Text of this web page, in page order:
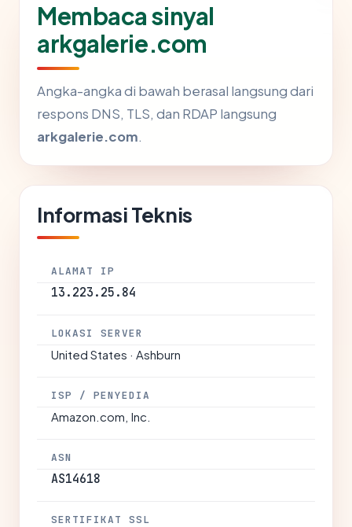
Membaca sinyal
arkgalerie.com
Angka-angka di bawah berasal langsung dari
respons DNS, TLS, dan RDAP langsung
arkgalerie.com.
Informasi Teknis
ALAMAT IP
13.223.25.84
LOKASI SERVER
United States · Ashburn
ISP / PENYEDIA
Amazon.com, Inc.
ASN
AS14618
SERTIFIKAT SSL